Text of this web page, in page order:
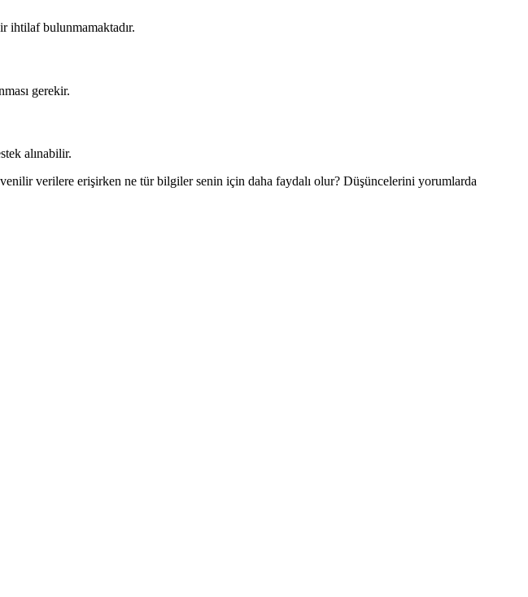
ihtilaf bulunmamaktadır.
gerekir.
alınabilir.
verilere erişirken ne tür bilgiler senin için daha faydalı olur? Düşüncelerini yorumlarda